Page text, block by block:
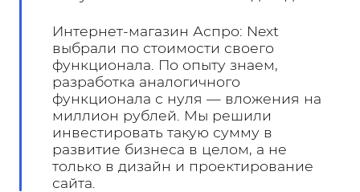
Интернет-магазин Аспро: Next
выбрали по стоимости своего
функционала. По опыту знаем,
разработка аналогичного
функционала с нуля — вложения на
миллион рублей. Мы решили
инвестировать такую сумму в
развитие бизнеса в целом, а не
только в дизайн и проектирование
сайта.